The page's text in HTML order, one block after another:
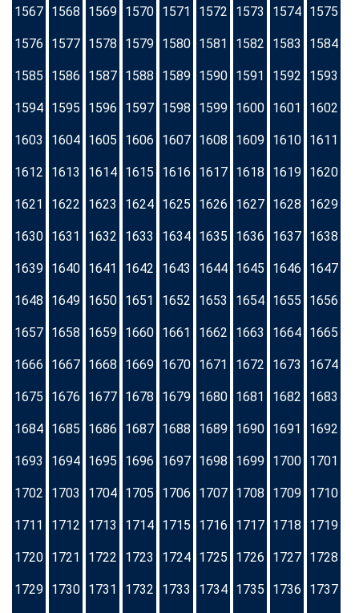
1567 1568 1569 1570 1571 1572 1573 1574 1575
1576 1577 1578 1579 1580 1581 1582 1583 1584
1585 1586 1587 1588 1589 1590 1591 1592 1593
1594 1595 1596 1597 1598 1599 1600 1601 1602
1603 1604 1605 1606 1607 1608 1609 1610 1611
1612 1613 1614 1615 1616 1617 1618 1619 1620
1621 1622 1623 1624 1625 1626 1627 1628 1629
1630 1631 1632 1633 1634 1635 1636 1637 1638
1639 1640 1641 1642 1643 1644 1645 1646 1647
1648 1649 1650 1651 1652 1653 1654 1655 1656
1657 1658 1659 1660 1661 1662 1663 1664 1665
1666 1667 1668 1669 1670 1671 1672 1673 1674
1675 1676 1677 1678 1679 1680 1681 1682 1683
1684 1685 1686 1687 1688 1689 1690 1691 1692
1693 1694 1695 1696 1697 1698 1699 1700 1701
1702 1703 1704 1705 1706 1707 1708 1709 1710
1711 1712 1713 1714 1715 1716 1717 1718 1719
1720 1721 1722 1723 1724 1725 1726 1727 1728
1729 1730 1731 1732 1733 1734 1735 1736 1737